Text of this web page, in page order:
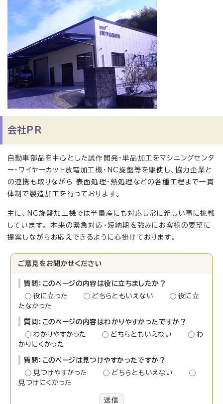
会社PR
自動車部品を中心とした試作開発・単品加工をマシニングセンタ
ー・ワイヤーカット放電加工機・NC旋盤等を駆使し、協力企業と
の連携も取りながら 表面処理・熱処理などの各種工程まで一貫
体制で製造加工を行っております。
主に、NC旋盤加工機では半量産にも対応し常に新しい事に挑戦
しています。 本来の緊急対応・短納期を強みにお客様の要望に
提案しながらお応えできるように心掛けております。
ご意見をお聞かせください
質問：このページの内容は役に立ちましたか？
役に立った
どちらともいえない
役に立
たなかった
質問：このページの内容はわかりやすかったですか？
わかりやすかった
どちらともいえない
わ
かりにくかった
質問：このページは見つけやすかったですか？
見つけやすかった
どちらともいえない
見つけにくかった
送信